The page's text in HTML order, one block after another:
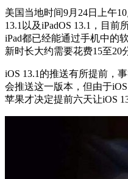
美国当地时间9月24日上午
13.1以及iPadOS 13.1，目前
iPad都已经能通过手机中的
新时长大约需要花费15至20
iOS 13.1的推送有所提前，
会推送这一版本，但由于
苹果才决定提前六天让iOS